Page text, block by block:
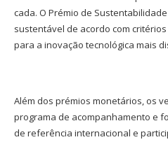
cada. O Prémio de
sustentável de acordo com critérios
para a inovação tecnológica mais
Além dos prémios monetários, os
programa de acompanhamento e
de referência internacional e